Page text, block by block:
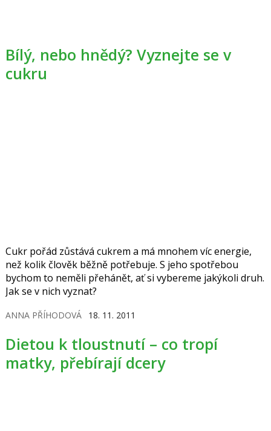
Bílý, nebo hnědý? Vyznejte se v
cukru
Cukr pořád zůstává cukrem a má mnohem víc energie,
než kolik člověk běžně potřebuje. S jeho spotřebou
bychom to neměli přehánět, ať si vybereme jakýkoli druh.
Jak se v nich vyznat?
ANNA PŘÍHODOVÁ 18. 11. 2011
Dietou k tloustnutí – co tropí
matky, přebírají dcery